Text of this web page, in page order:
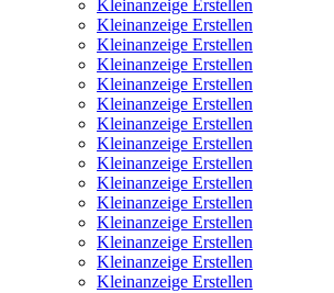
Kleinanzeige Erstellen
Kleinanzeige Erstellen
Kleinanzeige Erstellen
Kleinanzeige Erstellen
Kleinanzeige Erstellen
Kleinanzeige Erstellen
Kleinanzeige Erstellen
Kleinanzeige Erstellen
Kleinanzeige Erstellen
Kleinanzeige Erstellen
Kleinanzeige Erstellen
Kleinanzeige Erstellen
Kleinanzeige Erstellen
Kleinanzeige Erstellen
Kleinanzeige Erstellen